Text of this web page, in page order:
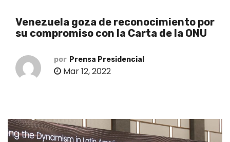
Venezuela goza de reconocimiento por
su compromiso con la Carta de la ONU
por Prensa Presidencial
Mar 12, 2022